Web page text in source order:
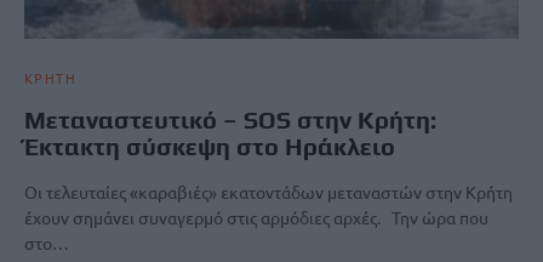
ΚΡΗΤΗ
Μεταναστευτικό – SOS στην Κρήτη:
Έκτακτη σύσκεψη στο Ηράκλειο
Οι τελευταίες «καραβιές» εκατοντάδων μεταναστών στην Κρήτη
έχουν σημάνει συναγερμό στις αρμόδιες αρχές. Την ώρα που
στο…